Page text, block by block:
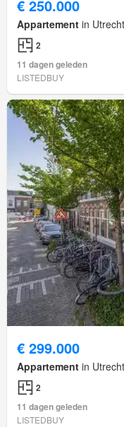
€ 250.000
Appartement in
2
11 dagen geleden
LISTEDBUY
€ 299.000
Appartement in
2
11 dagen geleden
LISTEDBUY